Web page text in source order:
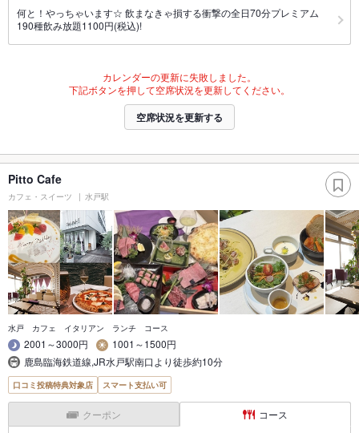
何と！やっちゃいます☆ 飲まなきゃ損する衝撃の全日70分プレミアム
190種飲み放題1100円(税込)!
カレンダーの更新に失敗しました。
下記ボタンを押して空席状況を更新してください。
空席状況を更新する
Pitto Cafe
カフェ・スイーツ 水戸駅
水戸 カフェ イタリアン ランチ コース
2001～3000円
1001～1500円
鹿島臨海鉄道線,JR水戸駅南口より徒歩約10分
口コミ投稿特典対象店 スマート支払い可
クーポン コース